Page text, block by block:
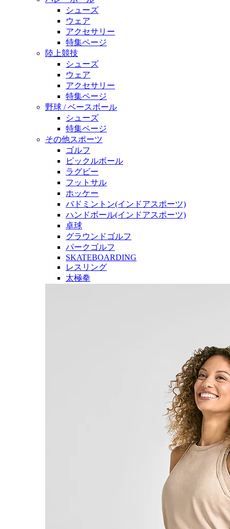
シューズ
ウェア
アクセサリー
特集ページ
陸上競技
シューズ
ウェア
アクセサリー
特集ページ
野球 / ベースボール
シューズ
特集ページ
その他スポーツ
ゴルフ
ピックルボール
ラグビー
フットサル
ホッケー
バドミントン(インドアスポーツ)
ハンドボール(インドアスポーツ)
卓球
グラウンドゴルフ
パークゴルフ
SKATEBOARDING
レスリング
太極拳